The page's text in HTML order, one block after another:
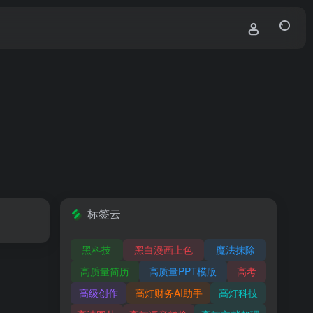
标签云
黑科技 黑白漫画上色
魔法抹除
高质量简历
高质量PPT模版
高考
高级创作
高灯财务AI助手
高灯科技